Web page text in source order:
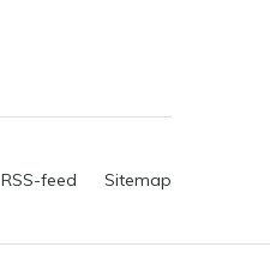
RSS-feed Sitemap